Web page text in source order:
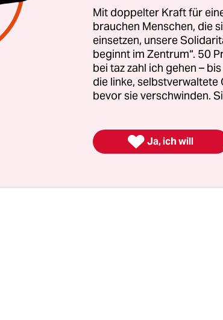
Hans-Peter Friedrich
Recht an die Stelle von
sich Peter Schaar, der oberste
in die Debatte ein - und
Details der EU-Pläne zeigten "ein
auf ein höheres Niveau zu
Mit doppelter Kraft für
brauchen Menschen, die
einsetzen, unsere
beginnt im Zentrum“. 50
bei taz zahl ich gehen –
die linke,
bevor sie verschwinden.
 Ja, ich will